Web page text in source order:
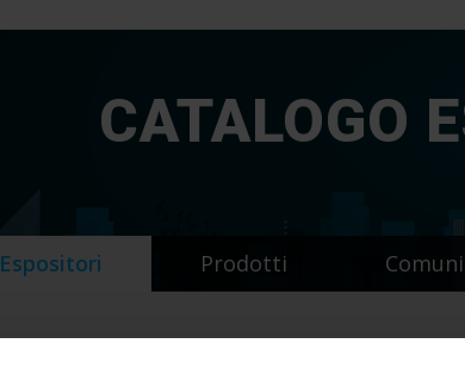
CATALOGO
Espositori Prodotti